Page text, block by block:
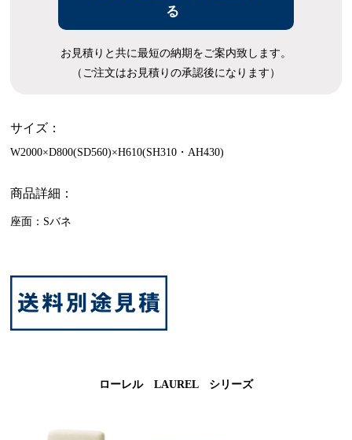
る
お見積りと共に最短の納期をご案内致します。
（ご注文はお見積りの承認後になります）
サイズ：
W2000×D800(SD560)×H610(SH310・AH430)
商品詳細：
座面：Sバネ
ローレル LAUREL シリーズ